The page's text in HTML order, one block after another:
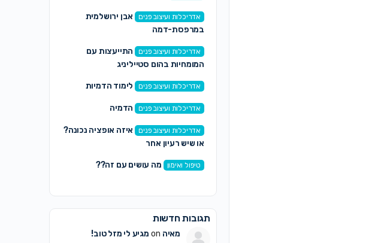
אדריכלות ועיצוב פנים
אבן ירושלמית
במרפסת-דמה
אדריכלות ועיצוב פנים
התייעצות עם
המומחיות בהום סטייליניג
אדריכלות ועיצוב פנים לימוד הדמיות
אדריכלות ועיצוב פנים הדמיה
אדריכלות ועיצוב פנים
איזה אופציה נכונה?
או שיש רעיון אחר
טיפול ואימון מה עושים עם זה??
תגובות חדשות
מאיה מגיע לי מזל טוב!